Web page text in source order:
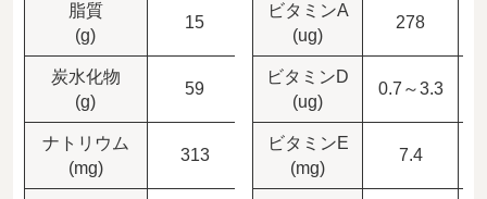
脂質
(g)
15 3
炭水化物
(g)
59 11.8
ナトリウム
(mg)
313 62.6
ビタミンA
(ug)
278
ビタミンD
(ug)
0.7～3.3
ビタミンE
(mg)
7.4